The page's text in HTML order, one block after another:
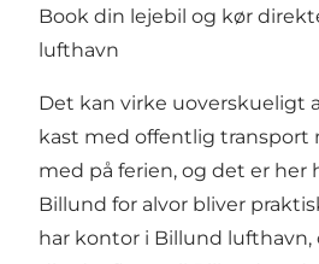
Book din lejebil og kør
lufthavn
Det kan virke uoverskueligt
kast med offentlig transport
med på ferien, og det er her
Billund for alvor bliver
har kontor i Billund